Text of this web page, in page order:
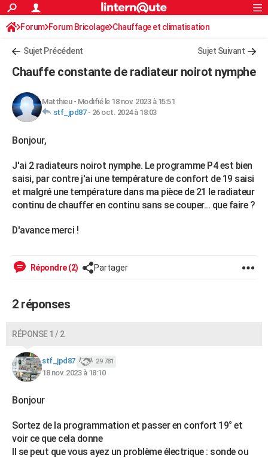
ACTUALITÉS
Politique
Société
Faits Divers
Education
Monde
Villes
+
Retraite
Impôts
Epargne
Immobilier
Risques naturels par ville
Banque
Assurance
Crédit
AUTO
HIGH-TECH
BRICOLAGE
Forum
Aménagement intérieur
Extérieur
Cuisine
Salle de bains
Jardinage
Rangement
WEEK-END
Guides de France
Escapades
Patrimoine
Expositions
Musées
Week-end nature
+LIFESTYLE
Art de vivre
Bien-être
Loisirs
Mode
Modes de vie
SANTE
GUIDES D'ACHAT
BONS PLANS
CARTE DE VOEUX
Carte de Noël
Carte Bonne année
Carte Saint-Valentin
Carte Pâques
Carte d'anniversaire
DICTIONNAIRE
Dictionnaire
Biographies
Citations
Expressions
Proverbes
PROGRAMME TV
COPAINS D'AVANT
S'inscrire
Se connecter
Lycées
Collèges
Primaires
Universités
Entreprises
Service militaire
Avis de recherche
AVIS DE DÉCÈS
Rechercher
S'inscrire
Connexion
Forum Forum Bricolage Chauffage et climatisation
Chauffage électrique /solaire
Sujet Précédent Sujet Suivant
Chauffe constante de radiateur noirot nymphe
Matthieu- Modifié le 18 nov. 2023 à 15:51
stf_jpd87- 26 oct. 2024 à 18:03
Bonjour,
J'ai 2 radiateurs noirot nymphe. Le programme P4 est bien
saisi, par contre j'ai une température de confort de 19 saisi
et malgré une température dans ma pièce de 21 le radiateur
continu de chauffer en continu sans se couper... que faire ?
D'avance merci !
Répondre (2) Partager
2 réponses
RÉPONSE 1 / 2
stf_jpd87 29 781
18 nov. 2023 à 18:10
Bonjour
Sortez de la programmation et passer en confort 19° et
voir ce que cela donne
Il se peut que vous ayez un problème électrique : sonde ou